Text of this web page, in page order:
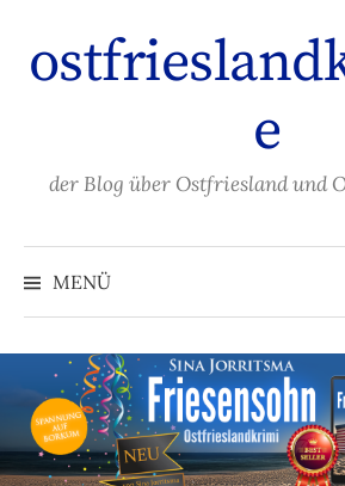
Inhalt
überspringen
e
der Blog über Ostfriesland und
MENÜ